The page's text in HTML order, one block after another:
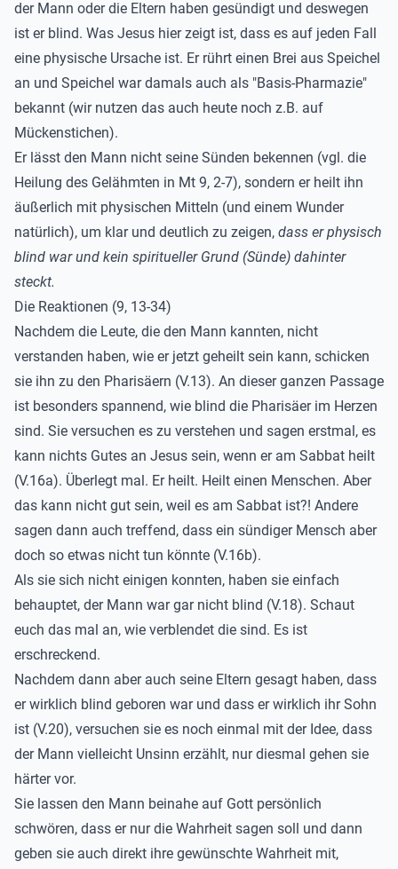
der Mann oder die Eltern haben gesündigt und deswegen
ist er blind. Was Jesus hier zeigt ist, dass es auf jeden Fall
eine physische Ursache ist. Er rührt einen Brei aus Speichel
an und Speichel war damals auch als "Basis-Pharmazie"
bekannt (wir nutzen das auch heute noch z.B. auf
Mückenstichen).
Er lässt den Mann nicht seine Sünden bekennen (vgl. die
Heilung des Gelähmten in Mt 9, 2-7), sondern er heilt ihn
äußerlich mit physischen Mitteln (und einem Wunder
natürlich), um klar und deutlich zu zeigen, dass er physisch
blind war und kein spiritueller Grund (Sünde) dahinter
steckt.
Die Reaktionen (9, 13-34)
Nachdem die Leute, die den Mann kannten, nicht
verstanden haben, wie er jetzt geheilt sein kann, schicken
sie ihn zu den Pharisäern (V.13). An dieser ganzen Passage
ist besonders spannend, wie blind die Pharisäer im Herzen
sind. Sie versuchen es zu verstehen und sagen erstmal, es
kann nichts Gutes an Jesus sein, wenn er am Sabbat heilt
(V.16a). Überlegt mal. Er heilt. Heilt einen Menschen. Aber
das kann nicht gut sein, weil es am Sabbat ist?! Andere
sagen dann auch treffend, dass ein sündiger Mensch aber
doch so etwas nicht tun könnte (V.16b).
Als sie sich nicht einigen konnten, haben sie einfach
behauptet, der Mann war gar nicht blind (V.18). Schaut
euch das mal an, wie verblendet die sind. Es ist
erschreckend.
Nachdem dann aber auch seine Eltern gesagt haben, dass
er wirklich blind geboren war und dass er wirklich ihr Sohn
ist (V.20), versuchen sie es noch einmal mit der Idee, dass
der Mann vielleicht Unsinn erzählt, nur diesmal gehen sie
härter vor.
Sie lassen den Mann beinahe auf Gott persönlich
schwören, dass er nur die Wahrheit sagen soll und dann
geben sie auch direkt ihre gewünschte Wahrheit mit,